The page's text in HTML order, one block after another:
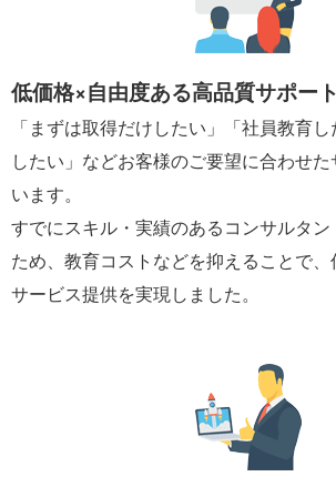
低価格×自由度ある高品質サポート
「まずは取得だけしたい」「社員教育
したい」などお客様のご要望に合わせ
います。
すでにスキル・実績のあるコンサルタ
ため、教育コストなどを抑えることで
サービス提供を実現しました。